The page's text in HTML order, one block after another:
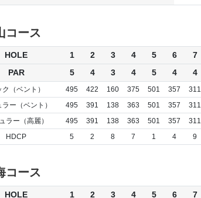
コース
HOLE 1 2 3 4 5 6 7
PAR
5 4 3 4 5 4 4
（ベント） 495 422 160 375 501 357 311
ー（ベント）
495 391 138 363 501 357 311
ラー（高麗）
495 391 138 363 501 357 311
HDCP
5 2 8 7 1 4 9
コース
HOLE 1 2 3 4 5 6 7